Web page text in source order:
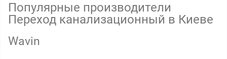
Популярные производители
Переход канализационный в Киеве
Wavin